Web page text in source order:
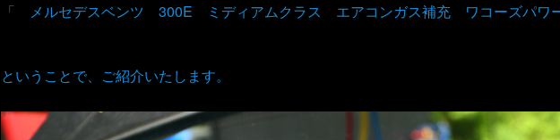
「 メルセデスベンツ 300E ミディアムクラス エアコンガス補充 ワコーズパワ
ということで、ご紹介いたします。